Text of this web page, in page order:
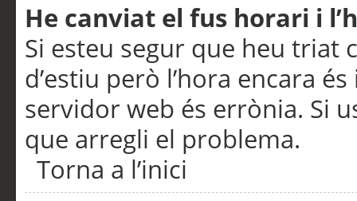
He canviat el fus horari i
Si esteu segur que heu triat
d’estiu però l’hora encara
servidor web és errònia. Si
que arregli el problema.
Torna a l’inici